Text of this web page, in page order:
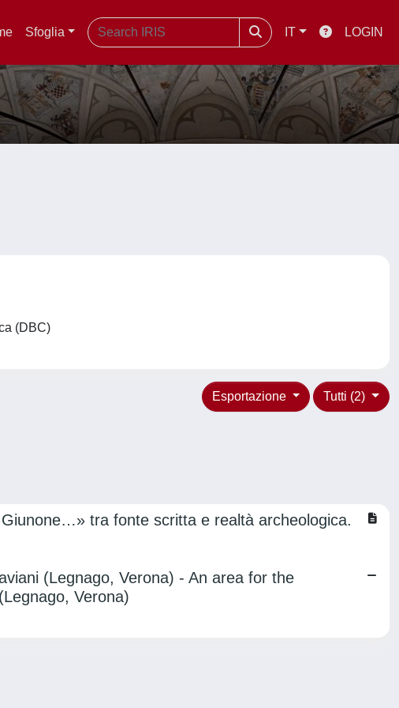
Sfoglia IT LOGIN
(DBC)
Tutti (2)
Esportazione
tra fonte scritta e realtà archeologica.
(Legnago, Verona) - An area for the
Verona)